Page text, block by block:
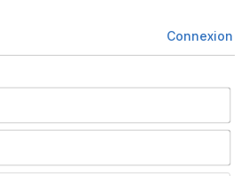
Connexion